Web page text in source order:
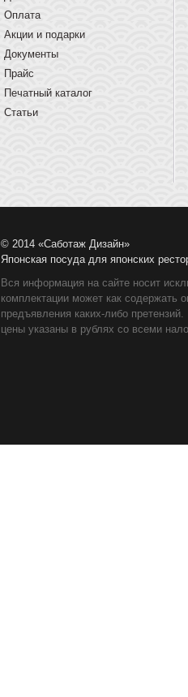
Оплата
Акции и подарки
Документы
Прайс
Печатный каталог
Статьи
© 2014 «Саботаж Дизайн»
Японская посуда для японских
Вся информация на сайте носит
комплектации может как содержать
предъявления каких-либо
цены указаны в рублях со всеми